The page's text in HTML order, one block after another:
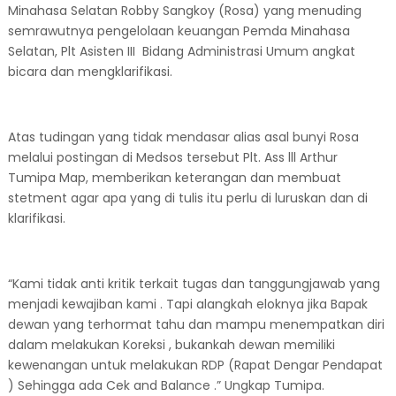
Minahasa Selatan Robby Sangkoy (Rosa) yang menuding
semrawutnya pengelolaan keuangan Pemda Minahasa
Selatan, Plt Asisten III Bidang Administrasi Umum angkat
bicara dan mengklarifikasi.
Atas tudingan yang tidak mendasar alias asal bunyi Rosa
melalui postingan di Medsos tersebut Plt. Ass lll Arthur
Tumipa Map, memberikan keterangan dan membuat
stetment agar apa yang di tulis itu perlu di luruskan dan di
klarifikasi.
“Kami tidak anti kritik terkait tugas dan tanggungjawab yang
menjadi kewajiban kami . Tapi alangkah eloknya jika Bapak
dewan yang terhormat tahu dan mampu menempatkan diri
dalam melakukan Koreksi , bukankah dewan memiliki
kewenangan untuk melakukan RDP (Rapat Dengar Pendapat
) Sehingga ada Cek and Balance .” Ungkap Tumipa.